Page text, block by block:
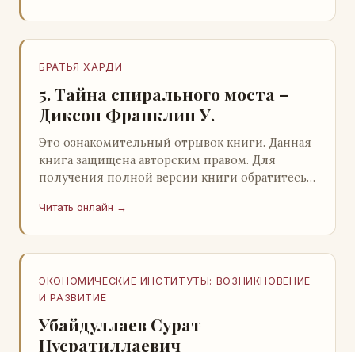
БРАТЬЯ ХАРДИ
5. Тайна спирального моста –
Диксон Франклин У.
Это ознакомительный отрывок книги. Данная
книга защищена авторским правом. Для
получения полной версии книги обратитесь к
легального ко…
Читать онлайн →
ЭКОНОМИЧЕСКИЕ ИНСТИТУТЫ: ВОЗНИКНОВЕНИЕ
И РАЗВИТИЕ
Убайдуллаев Сурат
Нусратиллаевич